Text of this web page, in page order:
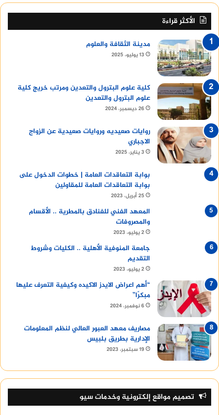
الأكثر قراءة
مدينة الثقافة والعلوم
13 يوليو، 2025
كلية علوم البترول والتعدين ومرتب خريج كلية
علوم البترول والتعدين
26 ديسمبر، 2024
روايات صعيديه وروايات صعيدية عن الزواج
الاجباري
3 يناير، 2025
بوابة التعاقدات العامة | خطوات الدخول على
بوابة التعاقدات العامة للمقاولين
25 أبريل، 2023
المعهد الفني للفنادق بالمطرية .. الأقسام
والمصروفات
2 يوليو، 2023
جامعة المنوفية الأهلية .. الكليات وشروط
التقديم
2 يوليو، 2023
“أهم اعراض الايدز الاكيده وكيفية التعرف عليها
مبكرًا”
6 نوفمبر، 2024
مصاريف معهد العبور العالي لنظم المعلومات
الإدارية بطريق بلبيس
19 سبتمبر، 2023
تصميم مواقع إلكترونية وخدمات سيو